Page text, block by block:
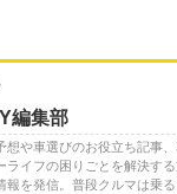
編集部
想や車選びのお役立ち記事
ライフの困りごとを解決す
報を発信。普段クルマは乗